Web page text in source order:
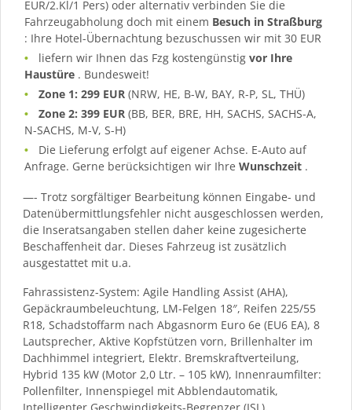
EUR/2.Kl/1 Pers) oder alternativ verbinden Sie die
Fahrzeugabholung doch mit einem Besuch in Straßburg
: Ihre Hotel-Übernachtung bezuschussen wir mit 30 EUR
liefern wir Ihnen das Fzg kostengünstigvor Ihre
Haustüre . Bundesweit!
Zone 1: 299 EUR (NRW, HE, B-W, BAY, R-P, SL, THÜ)
Zone 2: 399 EUR (BB, BER, BRE, HH, SACHS, SACHS-A,
N-SACHS, M-V, S-H)
Die Lieferung erfolgt auf eigener Achse. E-Auto auf
Anfrage. Gerne berücksichtigen wir Ihre Wunschzeit .
—- Trotz sorgfältiger Bearbeitung können Eingabe- und
Datenübermittlungsfehler nicht ausgeschlossen werden,
die Inseratsangaben stellen daher keine zugesicherte
Beschaffenheit dar. Dieses Fahrzeug ist zusätzlich
ausgestattet mit u.a.
Fahrassistenz-System: Agile Handling Assist (AHA),
Gepäckraumbeleuchtung, LM-Felgen 18″, Reifen 225/55
R18, Schadstoffarm nach Abgasnorm Euro 6e (EU6 EA), 8
Lautsprecher, Aktive Kopfstützen vorn, Brillenhalter im
Dachhimmel integriert, Elektr. Bremskraftverteilung,
Hybrid 135 kW (Motor 2,0 Ltr. – 105 kW), Innenraumfilter:
Pollenfilter, Innenspiegel mit Abblendautomatik,